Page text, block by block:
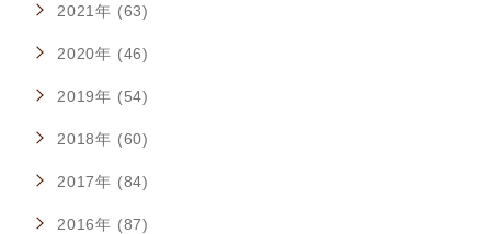
2021年 (63)
2020年 (46)
2019年 (54)
2018年 (60)
2017年 (84)
2016年 (87)